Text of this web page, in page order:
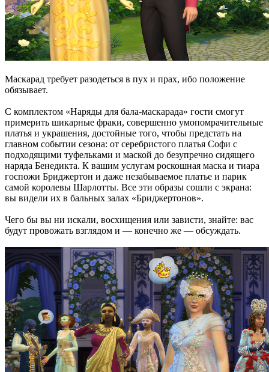
Маскарад требует разодеться в пух и прах, ибо положение
обязывает.
С комплектом «Наряды для бала-маскарада» гости смогут
примерить шикарные фраки, совершенно умопомрачительные
платья и украшения, достойные того, чтобы предстать на
главном событии сезона: от серебристого платья Софи с
подходящими туфельками и маской до безупречно сидящего
наряда Бенедикта. К вашим услугам роскошная маска и тиара
госпожи Бриджертон и даже незабываемое платье и парик
самой королевы Шарлотты. Все эти образы сошли с экрана:
вы видели их в бальных залах «Бриджертонов».
Чего бы вы ни искали, восхищения или зависти, знайте: вас
будут провожать взглядом и — конечно же — обсуждать.